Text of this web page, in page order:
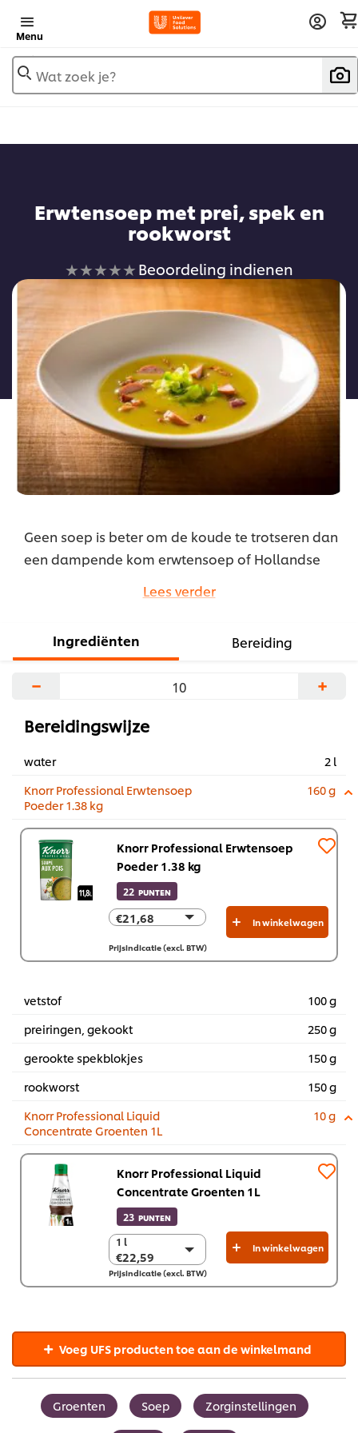
Menu
Wat zoek je?
Erwtensoep met prei, spek en
rookworst
Geen
beoordelingen
ingediend
voor
deze
recipe
Beoordeling indienen
Geen soep is beter om de koude te trotseren dan
een dampende kom erwtensoep of Hollandse
met prei, gerookt spek en, onmisbaar, stukjes
broodcroutons.
Lees verder
Ingrediënten Bereiding
− +
Bereidingswijze
water
2 l
Knorr Professional Erwtensoep
Poeder 1.38 kg
160 g
Knorr Professional Erwtensoep
Poeder 1.38 kg
22 PUNTEN
€21,68
€21,68
In winkelwagen
Prijsindicatie (excl. BTW)
vetstof
100 g
preiringen, gekookt
250 g
gerookte spekblokjes
150 g
rookworst
150 g
Knorr Professional Liquid
Concentrate Groenten 1L
10 g
Knorr Professional Liquid
Concentrate Groenten 1L
23 PUNTEN
1 l
€22,59
1 l
€22,59
6 x 1 l
In winkelwagen
Prijsindicatie (excl. BTW)
Voeg UFS producten toe aan de winkelmand
Groenten Soep Zorginstellingen